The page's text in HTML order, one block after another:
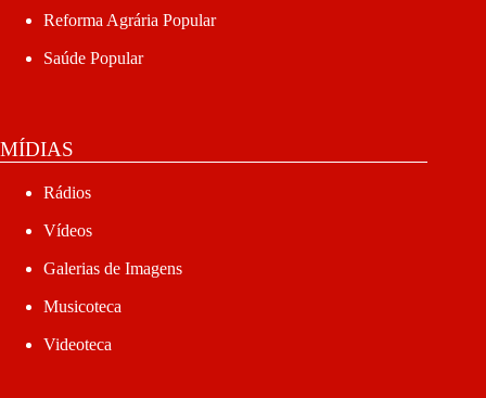
Reforma Agrária Popular
Saúde Popular
MÍDIAS
Rádios
Vídeos
Galerias de Imagens
Musicoteca
Videoteca